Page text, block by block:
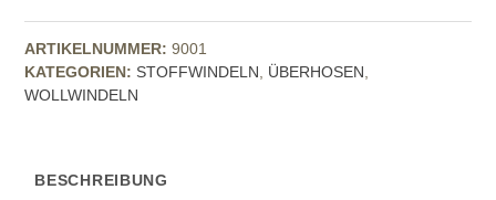
ARTIKELNUMMER: 9001
KATEGORIEN: STOFFWINDELN ÜBERHOSEN
WOLLWINDELN
BESCHREIBUNG